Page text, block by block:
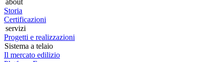
Storia
Certificazioni
servizi
Progetti e realizzazioni
Sistema a telaio
Il mercato edilizio